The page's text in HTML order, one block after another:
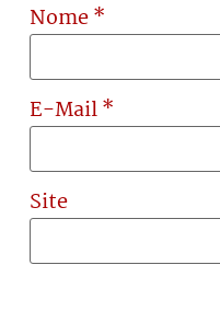
Nome*
E-Mail*
Site